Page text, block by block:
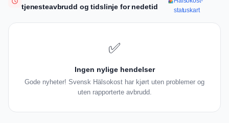
tjenesteavbrudd og tidslinje for nedetid
statuskart
✅
Ingen nylige hendelser
Gode nyheter! Svensk Hälsokost har kjørt uten problemer og
uten rapporterte avbrudd.